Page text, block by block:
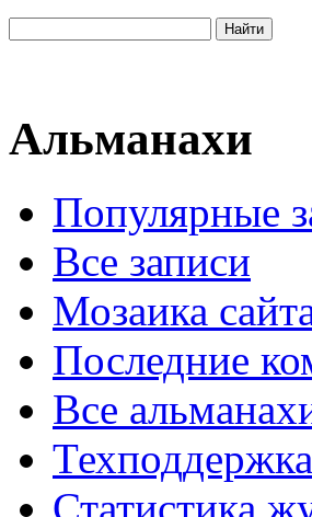
Альманахи
Популярные
Все записи
Мозаика
Последние
Все
Техподдержка
Статистика